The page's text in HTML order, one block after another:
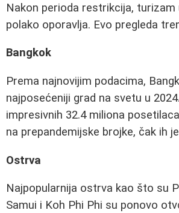
Nakon perioda restrikcija, turizam
polako oporavlja. Evo pregleda
Bangkok
Prema najnovijim podacima,
najposećeniji grad na svetu u
impresivnih 32.4 miliona
na prepandemijske brojke, čak ih
Ostrva
Najpopularnija ostrva kao što su
Samui i Koh Phi Phi su ponovo